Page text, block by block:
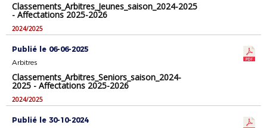
Classements_Arbitres_Jeunes_saison_2024-2025
- Affectations 2025-2026
2024/2025
Publié le 06-06-2025
Arbitres
Classements_Arbitres_Seniors_saison_2024-
2025 - Affectations 2025-2026
2024/2025
Publié le 30-10-2024